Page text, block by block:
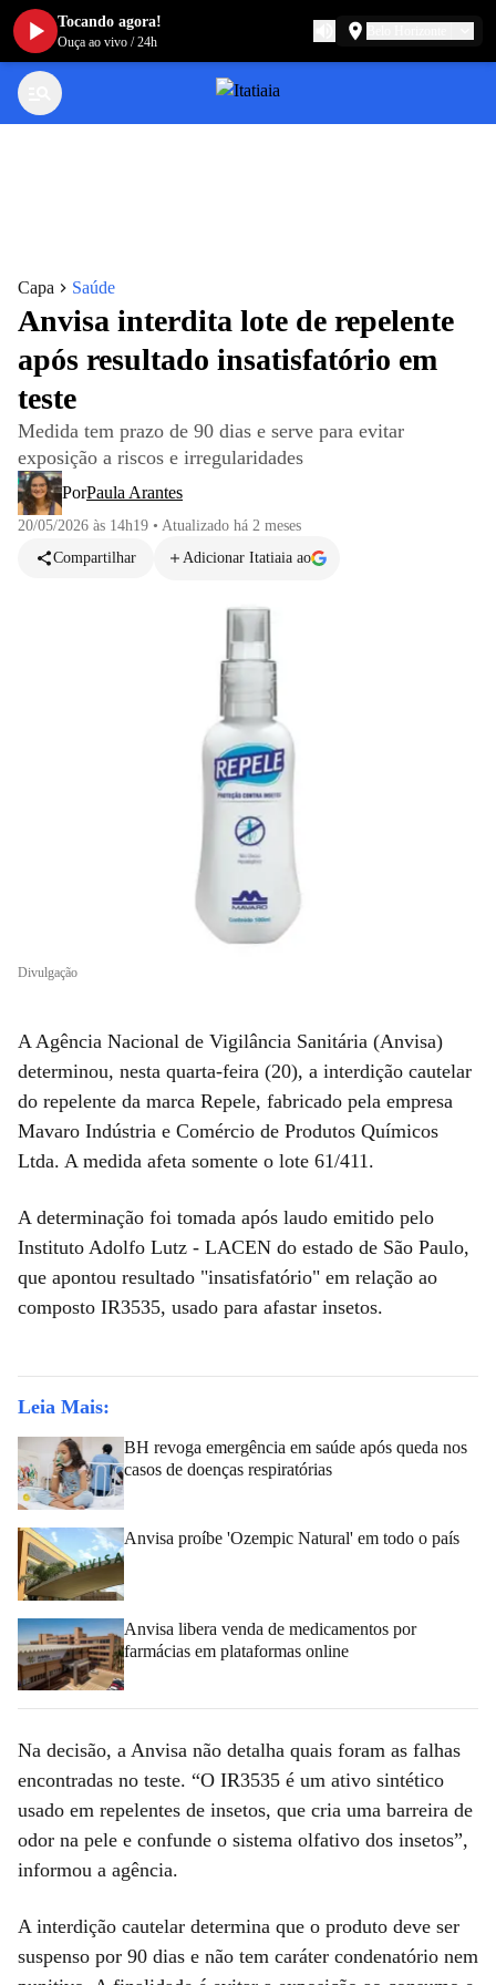
Capa Saúde
Anvisa interdita lote de repelente
após resultado insatisfatório em
teste
Medida tem prazo de 90 dias e serve para evitar
exposição a riscos e irregularidades
PorPaula Arantes
20/05/2026 às 14h19 • Atualizado há 2 meses
Compartilhar
Adicionar Itatiaia ao
Divulgação
A Agência Nacional de Vigilância Sanitária (Anvisa)
determinou, nesta quarta-feira (20), a interdição cautelar
do repelente da marca Repele, fabricado pela empresa
Mavaro Indústria e Comércio de Produtos Químicos
Ltda. A medida afeta somente o lote 61/411.
A determinação foi tomada após laudo emitido pelo
Instituto Adolfo Lutz - LACEN do estado de São Paulo,
que apontou resultado "insatisfatório" em relação ao
composto IR3535, usado para afastar insetos.
Leia Mais:
BH revoga emergência em saúde após queda nos
casos de doenças respiratórias
Anvisa proíbe 'Ozempic Natural' em todo o país
Anvisa libera venda de medicamentos por
farmácias em plataformas online
Na decisão, a Anvisa não detalha quais foram as falhas
encontradas no teste. “O IR3535 é um ativo sintético
usado em repelentes de insetos, que cria uma barreira de
odor na pele e confunde o sistema olfativo dos insetos”,
informou a agência.
A interdição cautelar determina que o produto deve ser
suspenso por 90 dias e não tem caráter condenatório nem
Tocando agora!
Ouça ao vivo /24h